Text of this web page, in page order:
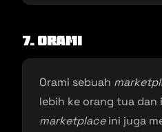
7. Orami
Orami sebuah
lebih ke orang tua dan
marketplaceini juga